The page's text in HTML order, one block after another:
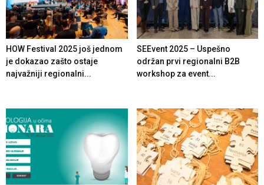
HOW Festival 2025 još jednom
je dokazao zašto ostaje
najvažniji regionalni...
SEEvent 2025 – Uspešno
održan prvi regionalni B2B
workshop za event...